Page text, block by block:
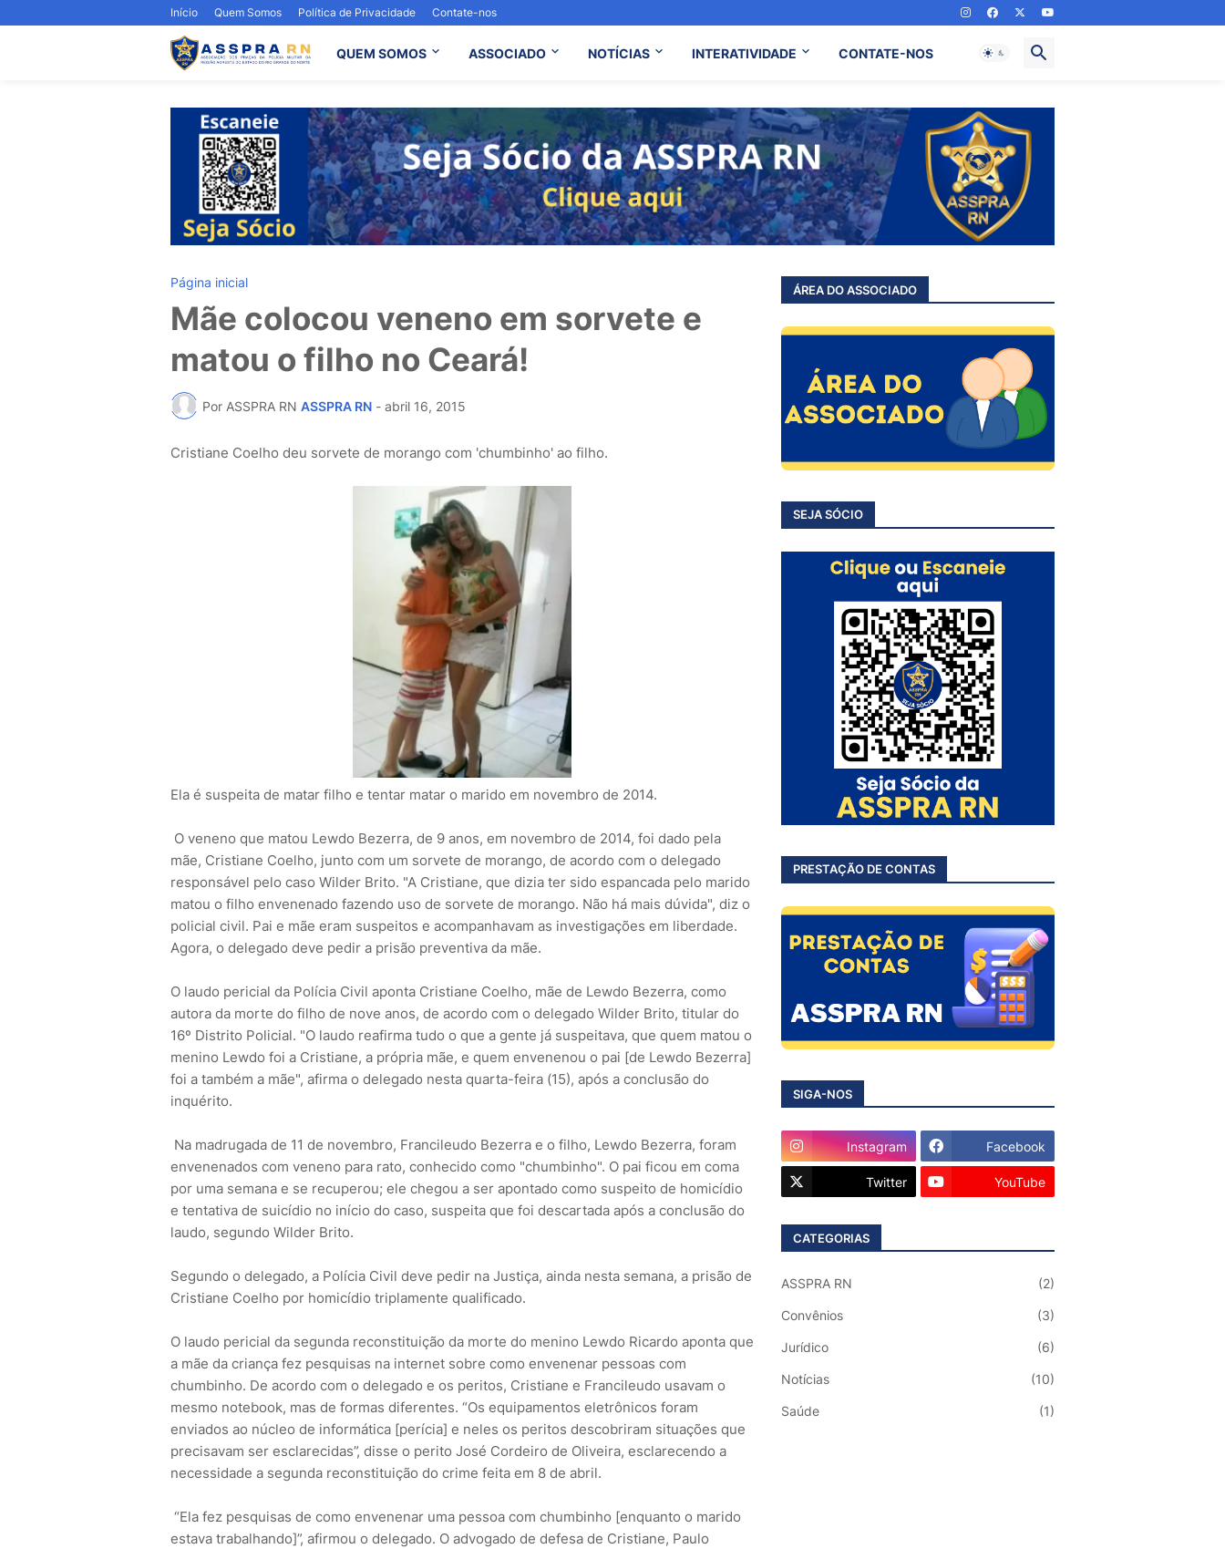
Início Quem Somos Política de Privacidade Contate-nos
QUEM SOMOS ASSOCIADO NOTÍCIAS INTERATIVIDADE CONTATE-NOS
Página inicial
Mãe colocou veneno em sorvete e
matou o filho no Ceará!
Por ASSPRA RN ASSPRA RN - abril 16, 2015
Cristiane Coelho deu sorvete de morango com 'chumbinho' ao filho.
Ela é suspeita de matar filho e tentar matar o marido em novembro de 2014.
O veneno que matou Lewdo Bezerra, de 9 anos, em novembro de 2014, foi dado pela
mãe, Cristiane Coelho, junto com um sorvete de morango, de acordo com o delegado
responsável pelo caso Wilder Brito. "A Cristiane, que dizia ter sido espancada pelo marido
matou o filho envenenado fazendo uso de sorvete de morango. Não há mais dúvida", diz o
policial civil. Pai e mãe eram suspeitos e acompanhavam as investigações em liberdade.
Agora, o delegado deve pedir a prisão preventiva da mãe.
O laudo pericial da Polícia Civil aponta Cristiane Coelho, mãe de Lewdo Bezerra, como
autora da morte do filho de nove anos, de acordo com o delegado Wilder Brito, titular do
16º Distrito Policial. "O laudo reafirma tudo o que a gente já suspeitava, que quem matou o
menino Lewdo foi a Cristiane, a própria mãe, e quem envenenou o pai [de Lewdo Bezerra]
foi a também a mãe", afirma o delegado nesta quarta-feira (15), após a conclusão do
inquérito.
Na madrugada de 11 de novembro, Francileudo Bezerra e o filho, Lewdo Bezerra, foram
envenenados com veneno para rato, conhecido como "chumbinho". O pai ficou em coma
por uma semana e se recuperou; ele chegou a ser apontado como suspeito de homicídio
e tentativa de suicídio no início do caso, suspeita que foi descartada após a conclusão do
laudo, segundo Wilder Brito.
Segundo o delegado, a Polícia Civil deve pedir na Justiça, ainda nesta semana, a prisão de
Cristiane Coelho por homicídio triplamente qualificado.
O laudo pericial da segunda reconstituição da morte do menino Lewdo Ricardo aponta que
a mãe da criança fez pesquisas na internet sobre como envenenar pessoas com
chumbinho. De acordo com o delegado e os peritos, Cristiane e Francileudo usavam o
mesmo notebook, mas de formas diferentes. “Os equipamentos eletrônicos foram
enviados ao núcleo de informática [perícia] e neles os peritos descobriram situações que
precisavam ser esclarecidas”, disse o perito José Cordeiro de Oliveira, esclarecendo a
necessidade a segunda reconstituição do crime feita em 8 de abril.
“Ela fez pesquisas de como envenenar uma pessoa com chumbinho [enquanto o marido
estava trabalhando]”, afirmou o delegado. O advogado de defesa de Cristiane, Paulo
ÁREA DO ASSOCIADO
SEJA SÓCIO
PRESTAÇÃO DE CONTAS
SIGA-NOS
Instagram Facebook
Twitter YouTube
CATEGORIAS
ASSPRA RN (2)
Convênios (3)
Jurídico (6)
Notícias (10)
Saúde (1)